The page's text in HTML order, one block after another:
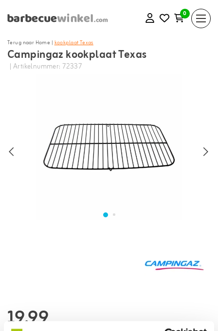
0
Terug naar Home |kookplaat Texas
Campingaz kookplaat Texas
| Artikelnummer: 72337
19,99